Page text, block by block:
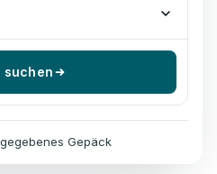
suchen
Gepäck